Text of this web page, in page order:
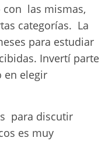
con las mismas,
categorías. La
para estudiar
Invertí parte
en elegir
para discutir
es muy